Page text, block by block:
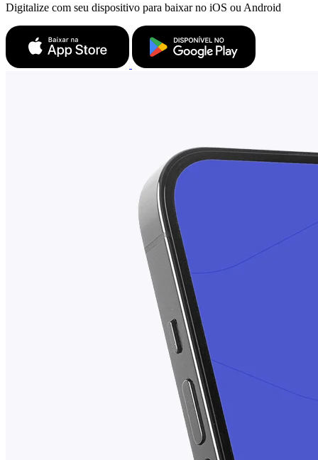
Digitalize com seu dispositivo para baixar no iOS ou Android